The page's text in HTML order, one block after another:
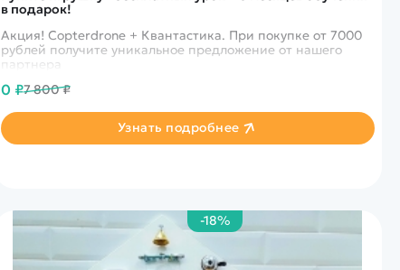
в подарок!
Акция! Copterdrone + Квантастика. При покупке от 7000
рублей получите уникальное предложение от нашего
партнера
0 ₽7 800 ₽
Узнать подробнее
-18%